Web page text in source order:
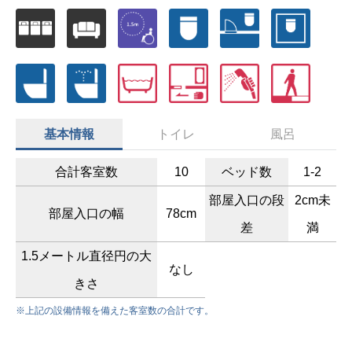
基本情報 トイレ 風呂
合計客室数 10 ベッド数 1-2
部屋入口の幅 78cm
部屋入口の段
差
2cm未
満
1.5メートル直径円の大
きさ
なし
※上記の設備情報を備えた客室数の合計です。